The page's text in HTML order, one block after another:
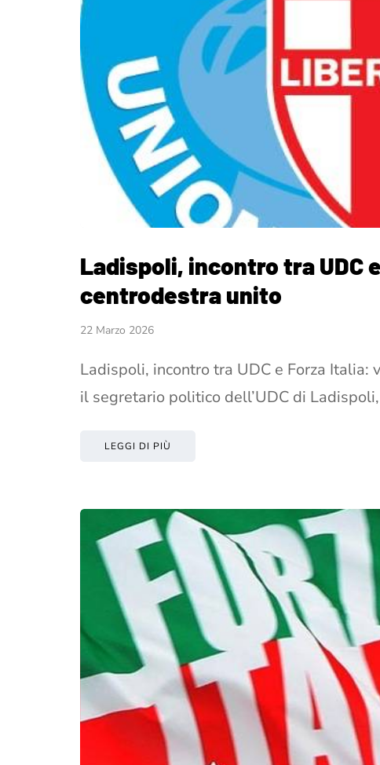
Ladispoli, incontro tra UDC
centrodestra unito
22 Marzo 2026
Ladispoli, incontro tra UDC e Forza
il segretario politico dell’UDC di
LEGGI DI PIÙ